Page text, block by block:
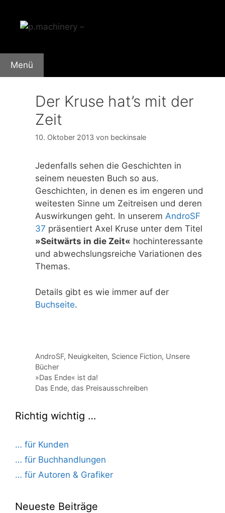
Inhalt
springen
Menü
Der Kruse hat’s mit der
Zeit
10. Oktober 2013 von beckinsale
Jedenfalls sehen die Geschichten in
seinem neuesten Buch so aus.
Geschichten, in denen es im engeren und
weitesten Sinne um Zeitreisen und deren
Auswirkungen geht. In unserem AndroSF
37 präsentiert Axel Kruse unter dem Titel
»Seitwärts in die Zeit« hochinteressante
und abwechslungsreiche Variationen des
Themas.
Details gibt es wie immer auf der
Buchseite.
Kategorien
AndroSF, Neuigkeiten, Science Fiction, Unsere
Bücher
»Das Ende« ist da!
Das Ende, das Preisausschreiben
Richtig wichtig …
… für Kunden
… für Buchhandlungen
… für Autoren & Grafiker
Neueste Beiträge